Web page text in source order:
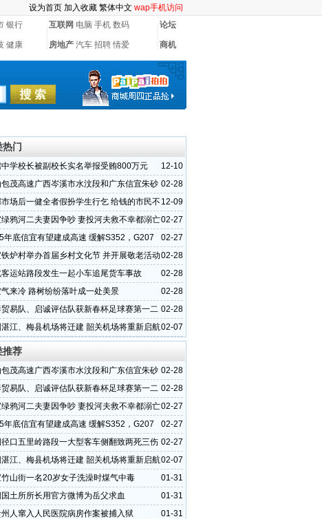
设为首页 加入收藏 繁体中文 wap手机访问
银行 互联网 电脑 手机 数码 论坛
健康 房地产 汽车 招聘 情爱 商机
热门
12-10
学校长被副校长实名举报受贿800万元
02-28
茂高速广西岑溪市水汶段和广东信宜朱砂
状
12-09
市场后一健全者假扮学生行乞 给钱的市民不
02-27
鸦河二夫妻因争吵 妻投河夫救不幸都溺亡
02-27
年底信宜有望建成高速 缓解S352，G207
压
02-28
炉村举办首届乡村文化节 并开展敬老活动
02-28
运站路段发生一起小车追尾货车事故
02-28
来冷 路树纷纷落叶成一处美景
02-28
易队、启诚评估队获新春杯足球赛第一二
02-07
江、梅县机场将迁建 韶关机场将重新启航
推荐
02-28
茂高速广西岑溪市水汶段和广东信宜朱砂
状
02-28
易队、启诚评估队获新春杯足球赛第一二
02-27
鸦河二夫妻因争吵 妻投河夫救不幸都溺亡
02-27
年底信宜有望建成高速 缓解S352，G207
压
02-27
口五里岭路段一大型客车侧翻致两死三伤
02-07
江、梅县机场将迁建 韶关机场将重新启航
01-31
山街一名20岁女子洗澡时煤气中毒
01-31
土所所长用官方微博为岳父求血
01-31
人窜入人民医院病房作案被捕入狱